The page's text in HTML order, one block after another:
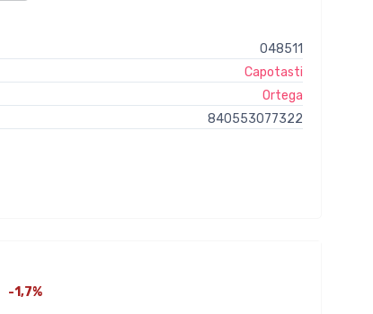
048511
Capotasti
Ortega
840553077322
-1,7%